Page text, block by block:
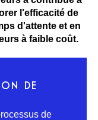
l'efficacité de
d'attente et en
à faible coût.
DE
de